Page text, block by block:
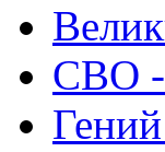
СВО -